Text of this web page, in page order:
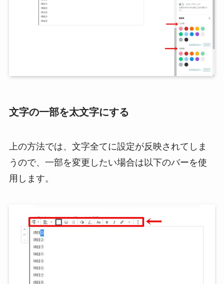
文字の一部を太文字にする
上の方法では、文字全てに設定が反映されてしま
うので、一部を変更したい場合は以下のバーを使
用します。